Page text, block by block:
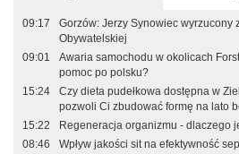
09:17
Gorzów: Jerzy Synowiec wyrzucony
Obywatelskiej
09:01
Awaria samochodu w okolicach
pomoc po polsku?
15:24
Czy dieta pudełkowa dostępna w
pozwoli Ci zbudować formę na lato
15:22
Regeneracja organizmu - dlaczego
08:46
Wpływ jakości sit na efektywność